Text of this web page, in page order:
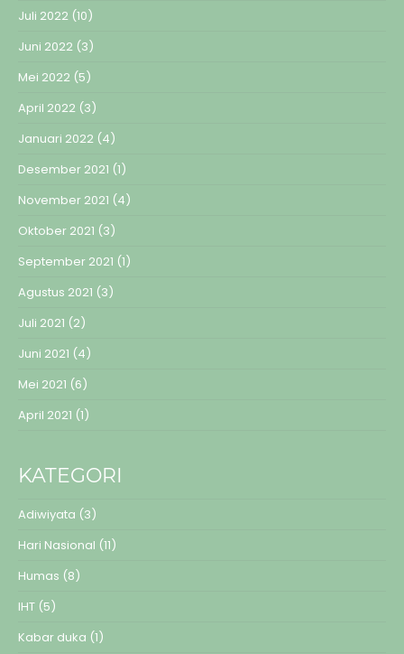
Juli 2022 (10)
Juni 2022 (3)
Mei 2022 (5)
April 2022 (3)
Januari 2022 (4)
Desember 2021 (1)
November 2021 (4)
Oktober 2021 (3)
September 2021 (1)
Agustus 2021 (3)
Juli 2021 (2)
Juni 2021 (4)
Mei 2021 (6)
April 2021 (1)
KATEGORI
Adiwiyata (3)
Hari Nasional (11)
Humas (8)
IHT (5)
Kabar duka (1)